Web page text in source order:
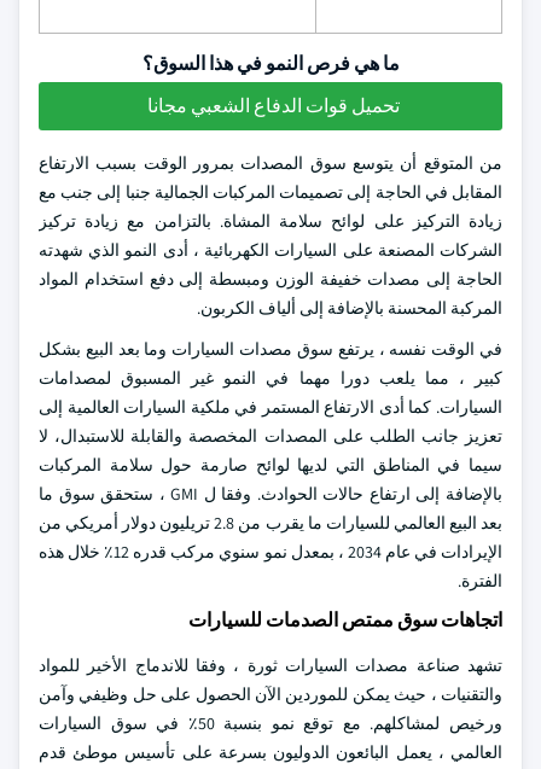
ما هي فرص النمو في هذا السوق؟
تحميل قوات الدفاع الشعبي مجانا
من المتوقع أن يتوسع سوق المصدات بمرور الوقت بسبب الارتفاع
المقابل في الحاجة إلى تصميمات المركبات الجمالية جنبا إلى جنب مع
زيادة التركيز على لوائح سلامة المشاة. بالتزامن مع زيادة تركيز
الشركات المصنعة على السيارات الكهربائية ، أدى النمو الذي شهدته
الحاجة إلى مصدات خفيفة الوزن ومبسطة إلى دفع استخدام المواد
المركبة المحسنة بالإضافة إلى ألياف الكربون.
في الوقت نفسه ، يرتفع سوق مصدات السيارات وما بعد البيع بشكل
كبير ، مما يلعب دورا مهما في النمو غير المسبوق لمصدامات
السيارات. كما أدى الارتفاع المستمر في ملكية السيارات العالمية إلى
تعزيز جانب الطلب على المصدات المخصصة والقابلة للاستبدال، لا
سيما في المناطق التي لديها لوائح صارمة حول سلامة المركبات
بالإضافة إلى ارتفاع حالات الحوادث. وفقا ل GMI ، ستحقق سوق ما
بعد البيع العالمي للسيارات ما يقرب من 2.8 تريليون دولار أمريكي من
الإيرادات في عام 2034 ، بمعدل نمو سنوي مركب قدره 12٪ خلال هذه
الفترة.
اتجاهات سوق ممتص الصدمات للسيارات
تشهد صناعة مصدات السيارات ثورة ، وفقا للاندماج الأخير للمواد
والتقنيات ، حيث يمكن للموردين الآن الحصول على حل وظيفي وآمن
ورخيص لمشاكلهم. مع توقع نمو بنسبة 50٪ في سوق السيارات
العالمي ، يعمل البائعون الدوليون بسرعة على تأسيس موطئ قدم